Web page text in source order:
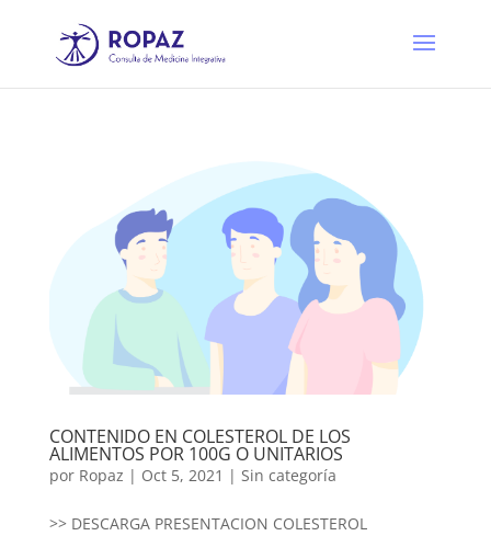
CONTENIDO EN COLESTEROL DE LOS
ALIMENTOS POR 100G O UNITARIOS
por Ropaz | Oct 5, 2021 | Sin categoría
>> DESCARGA PRESENTACION COLESTEROL